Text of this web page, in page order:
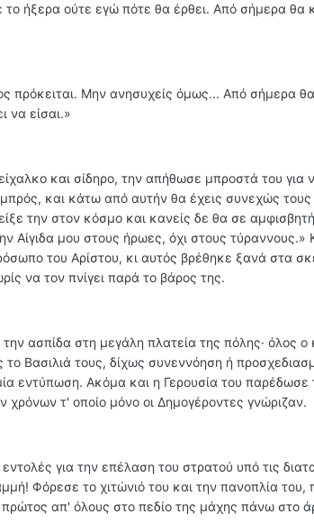
ήξερα ούτε εγώ πότε θα έρθει. Από σήμερα θα
πρόκειται. Μην ανησυχείς όμως... Από σήμερα θα
να είσαι.»
και σίδηρο, την απήθωσε μπροστά του για
και κάτω από αυτήν θα έχεις συνεχώς
την στον κόσμο και κανείς δε θα σε
Αίγιδα μου στους ήρωες, όχι στους τύραννους.»
του Αρίστου, κι αυτός βρέθηκε ξανά στα
να τον πνίγει παρά το βάρος της.
ασπίδα στη μεγάλη πλατεία της πόλης· όλος ο
Βασιλιά τους, δίχως συνεννόηση ή
εντύπωση. Ακόμα και η Γερουσία του παρέδωσε
τ' οποίο μόνο οι Δημογέροντες γνώριζαν.
για την επέλαση του στρατού υπό τις
Φόρεσε το χιτώνιό του και την πανοπλία του,
πρώτος απ' όλους στο πεδίο της μάχης πάνω στο